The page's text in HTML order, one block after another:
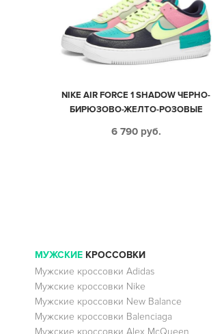
NIKE AIR FORCE 1 SHADOW ЧЕРНО-
БИРЮЗОВО-ЖЕЛТО-РОЗОВЫЕ
6 790 руб.
МУЖСКИЕКРОССОВКИ
Мужские кроссовки Adidas
Мужские кроссовки Nike
Мужские кроссовки New Balance
Мужские кроссовки Balenciaga
Мужские кроссовки Alex McQueen